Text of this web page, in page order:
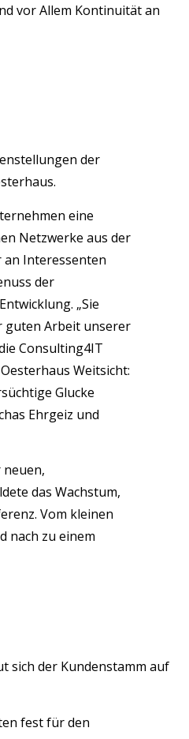
vor Allem Kontinuität an
der
eine
Netzwerke aus der
Interessenten
der
„Sie
guten Arbeit unserer
Consulting4IT
Weitsicht:
Glucke
Ehrgeiz und
das Wachstum,
Vom kleinen
nach zu einem
sich der Kundenstamm auf
fest für den